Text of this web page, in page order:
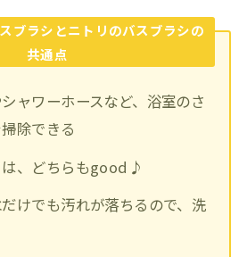
ブラシとニトリのバスブラシの
共通点
ャワーホースなど、浴室のさ
除できる
は、どちらもgood♪
けでも汚れが落ちるので、洗